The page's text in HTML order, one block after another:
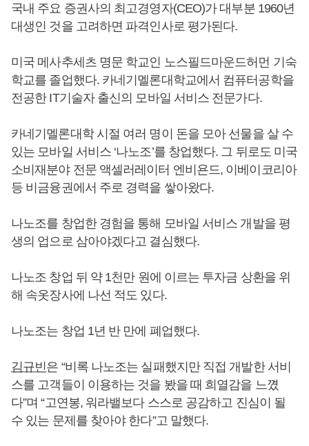
국내 주요 증권사의 최고경영자(CEO)가 대부분 1960년
대생인 것을 고려하면 파격인사로 평가된다.
미국 메사추세츠 명문 학교인 노스필드마운드허먼 기숙
학교를 졸업했다. 카네기멜론대학교에서 컴퓨터공학을
전공한 IT기술자 출신의 모바일 서비스 전문가다.
카네기멜론대학 시절 여러 명이 돈을 모아 선물을 살 수
있는 모바일 서비스 ‘나노조’를 창업했다. 그 뒤로도 미국
소비재분야 전문 액셀러레이터 엔비욘드, 이베이코리아
등 비금융권에서 주로 경력을 쌓아왔다.
나노조를 창업한 경험을 통해 모바일 서비스 개발을 평
생의 업으로 삼아야겠다고 결심했다.
나노조 창업 뒤 약 1천만 원에 이르는 투자금 상환을 위
해 속옷장사에 나선 적도 있다.
나노조는 창업 1년 반 만에 폐업했다.
김규빈은 “비록 나노조는 실패했지만 직접 개발한 서비
스를 고객들이 이용하는 것을 봤을 때 희열감을 느꼈
다”며 “고연봉, 워라밸보다 스스로 공감하고 진심이 될
수 있는 문제를 찾아야 한다”고 말했다.